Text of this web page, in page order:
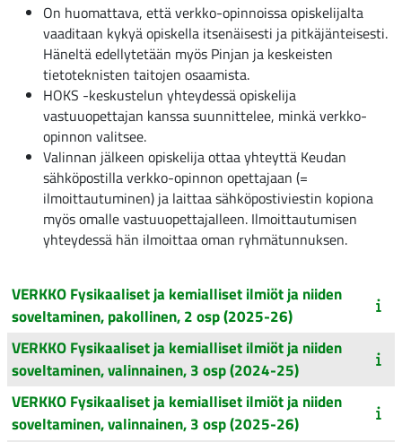
On huomattava, että verkko-opinnoissaopiskelijalta
vaaditaan kykyä opiskella itsenäisesti ja pitkäjänteisesti.
Häneltä edellytetään myös Pinjan ja keskeisten
tietoteknisten taitojen osaamista.
HOKS -keskustelun yhteydessä opiskelija
vastuuopettajan kanssa suunnittelee, minkä verkko-
opinnon valitsee.
Valinnan jälkeen opiskelija ottaa yhteyttä Keudan
sähköpostilla verkko-opinnon opettajaan (=
ilmoittautuminen) ja laittaa sähköpostiviestin kopiona
myös omalle vastuuopettajalleen. Ilmoittautumisen
yhteydessä hän ilmoittaa oman ryhmätunnuksen.
VERKKO Fysikaaliset ja kemialliset ilmiöt ja niiden
soveltaminen, pakollinen, 2 osp (2025-26)
VERKKO Fysikaaliset ja kemialliset ilmiöt ja niiden
soveltaminen, valinnainen, 3 osp (2024-25)
VERKKO Fysikaaliset ja kemialliset ilmiöt ja niiden
soveltaminen, valinnainen, 3 osp (2025-26)